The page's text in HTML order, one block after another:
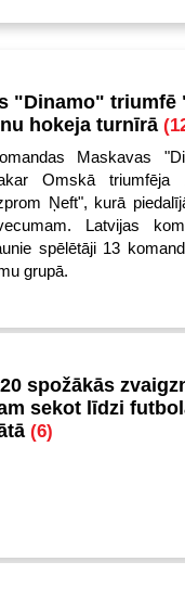
"Dinamo" triumfē
hokeja turnīrā
Maskavas
Omskā triumfēja
Ņeft", kurā
Latvijas
spēlētāji 13
grupā.
spožākās
sekot līdzi
(6)